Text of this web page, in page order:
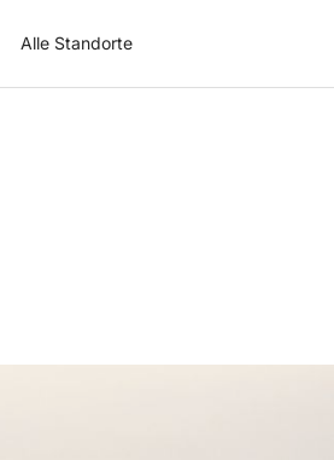
Alle Standorte